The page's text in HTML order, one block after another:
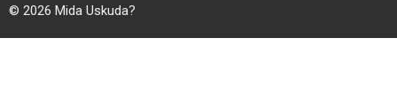
© 2026 Mida Uskuda?